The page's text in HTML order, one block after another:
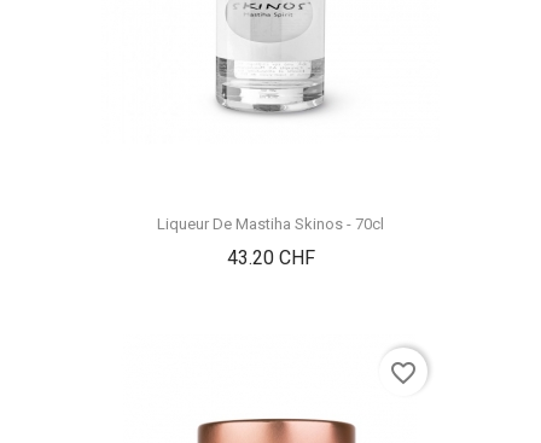
Liqueur De Mastiha Skinos - 70cl
43.20 CHFPrix
favorite_border